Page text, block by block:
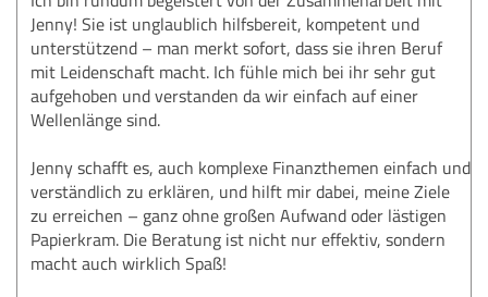
Jenny! Sie ist unglaublich hilfsbereit, kompetent und
unterstützend – man merkt sofort, dass sie ihren Beruf
mit Leidenschaft macht. Ich fühle mich bei ihr sehr gut
aufgehoben und verstanden da wir einfach auf einer
Wellenlänge sind.
Jenny schafft es, auch komplexe Finanzthemen einfach und
verständlich zu erklären, und hilft mir dabei, meine Ziele
zu erreichen – ganz ohne großen Aufwand oder lästigen
Papierkram. Die Beratung ist nicht nur effektiv, sondern
macht auch wirklich Spaß!